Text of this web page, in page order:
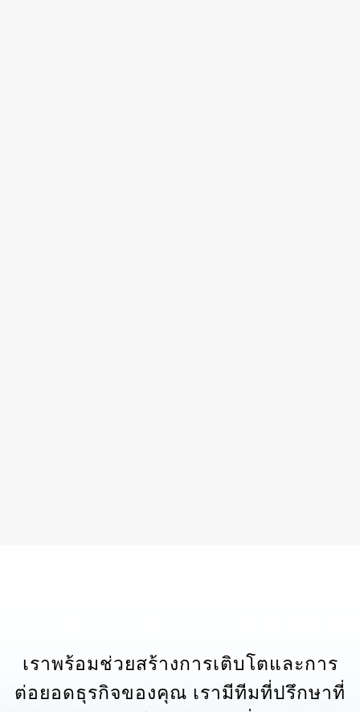
เราพร้อมช่วยสร้างการเติบโตและการ
ต่อยอดธุรกิจของคุณ เรามีทีมที่ปรึกษาที่